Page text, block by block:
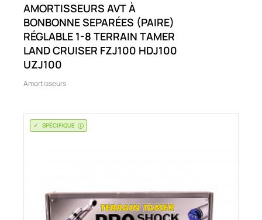
AMORTISSEURS AVT À
BONBONNE SEPARÉES (PAIRE)
RÉGLABLE 1-8 TERRAIN TAMER
LAND CRUISER FZJ100 HDJ100
UZJ100
Amortisseurs
SPÉCIFIQUE